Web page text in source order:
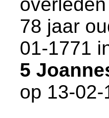
78 jaar
01-1771
5
op 13-02-